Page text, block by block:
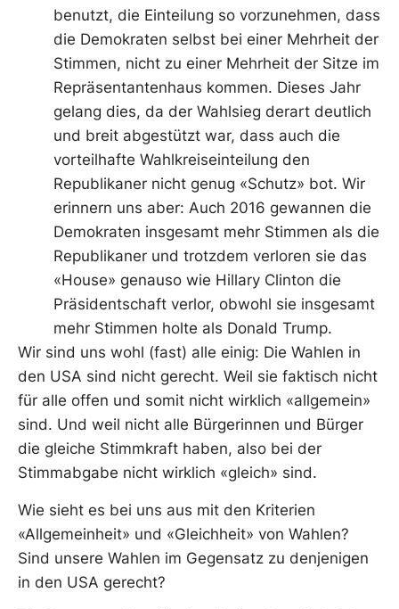
benutzt, die Einteilung so vorzunehmen, dass
die Demokraten selbst bei einer Mehrheit der
Stimmen, nicht zu einer Mehrheit der Sitze im
Repräsentantenhaus kommen. Dieses Jahr
gelang dies, da der Wahlsieg derart deutlich
und breit abgestützt war, dass auch die
vorteilhafte Wahlkreiseinteilung den
Republikaner nicht genug «Schutz» bot. Wir
erinnern uns aber: Auch 2016 gewannen die
Demokraten insgesamt mehr Stimmen als die
Republikaner und trotzdem verloren sie das
«House» genauso wie Hillary Clinton die
Präsidentschaft verlor, obwohl sie insgesamt
mehr Stimmen holte als Donald Trump.
Wir sind uns wohl (fast) alle einig: Die Wahlen in
den USA sind nicht gerecht. Weil sie faktisch nicht
für alle offen und somit nicht wirklich «allgemein»
sind. Und weil nicht alle Bürgerinnen und Bürger
die gleiche Stimmkraft haben, also bei der
Stimmabgabe nicht wirklich «gleich» sind.
Wie sieht es bei uns aus mit den Kriterien
«Allgemeinheit» und «Gleichheit» von Wahlen?
Sind unsere Wahlen im Gegensatz zu denjenigen
in den USA gerecht?